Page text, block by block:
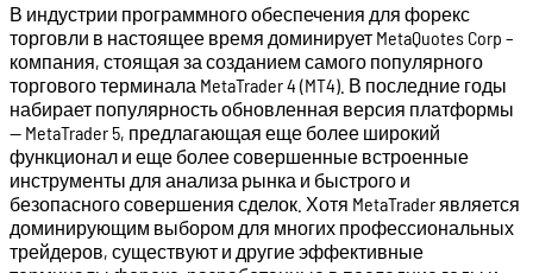
В индустрии программного обеспечения для форекс
торговли в настоящее время доминирует MetaQuotes Corp –
компания, стоящая за созданием самого популярного
торгового терминала MetaTrader 4 (MT4). В последние годы
набирает популярность обновленная версия платформы
— MetaTrader 5, предлагающая еще более широкий
функционал и еще более совершенные встроенные
инструменты для анализа рынка и быстрого и
безопасного совершения сделок. Хотя MetaTrader является
доминирующим выбором для многих профессиональных
трейдеров, существуют и другие эффективные